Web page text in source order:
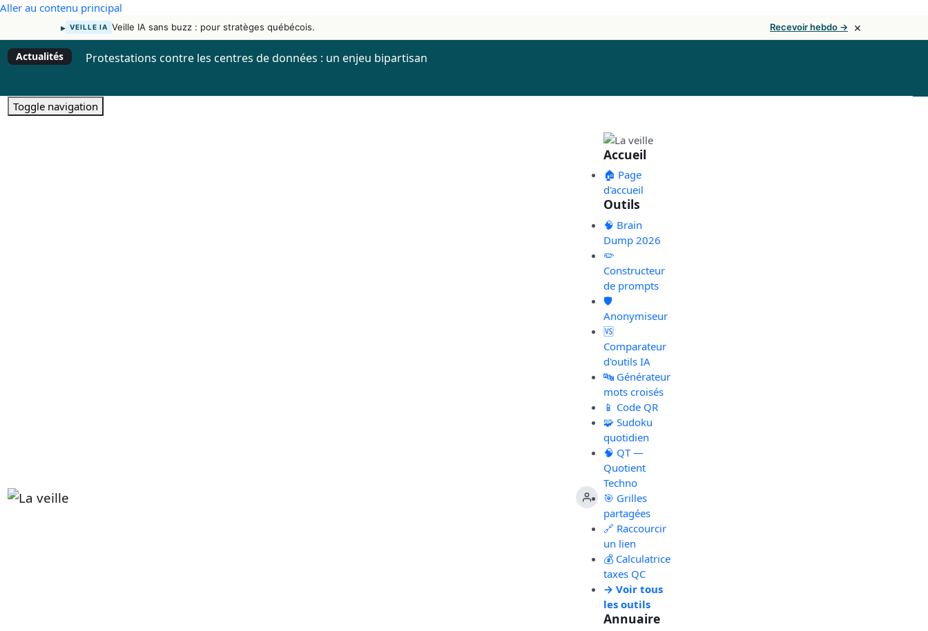
Aller au contenu principal
▸ VEILLE IA Veille IA sans buzz : pour stratèges québécois. Recevoir hebdo → ×
Actualités Protestations contre les centres de données : un enjeu bipartisan
Toggle navigation
Accueil
🏠 Page
d'accueil
Outils
🧠 Brain
Dump 2026
✏️
Constructeur
de prompts
🛡️
Anonymiseur
🆚
Comparateur
d'outils IA
🔤 Générateur
mots croisés
📱 Code QR
🧩 Sudoku
quotidien
🧠 QT —
Quotient
Techno
🎯 Grilles
partagées
🔗 Raccourcir
un lien
💰 Calculatrice
taxes QC
→ Voir tous
les outils
Annuaire